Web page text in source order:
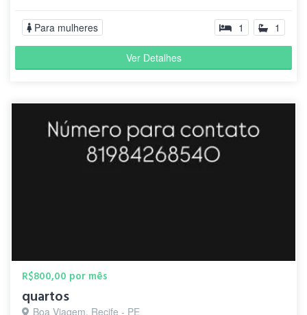
Para mulheres 1 1
Ver Detalhes
R$800,00 por mês
quartos
Boa Viagem, Recife - PE